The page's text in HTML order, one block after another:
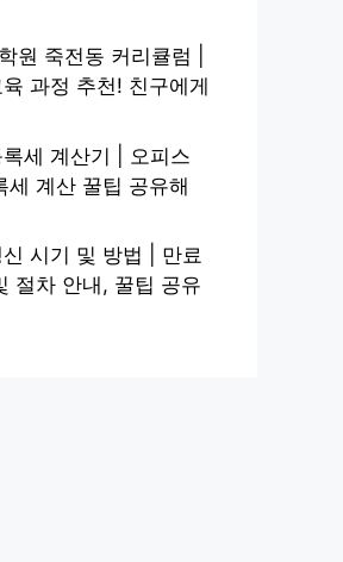
원 죽전동 커리큘럼 |
과정 추천! 친구에게
세 계산기 | 오피스
세 계산 꿀팁 공유해
시기 및 방법 | 만료
절차 안내, 꿀팁 공유